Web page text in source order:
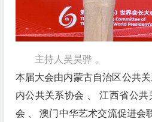
主持人吴昊骅 。
本届大会由内蒙古自治区公共
内公共关系协会 、 江西省公
会 、 澳门中华艺术交流促进会